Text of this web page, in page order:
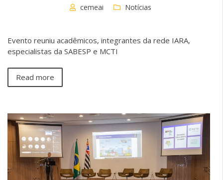
cemeai Notícias
Evento reuniu acadêmicos, integrantes da rede IARA,
especialistas da SABESP e MCTI
Read more